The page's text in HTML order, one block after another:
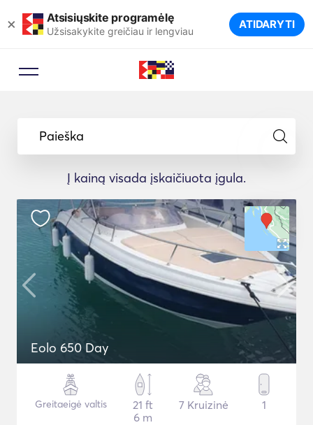
× Atsisiųskite programėlę
Užsisakykite greičiau ir lengviau ATIDARYTI
Paieška
Į kainą visada įskaičiuota įgula.
Eolo 650 Day
Greitaeigė valtis
21 ft
6 m
7 Kruizinė 1